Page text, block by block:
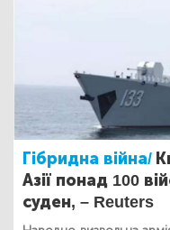
Гібридна війна/
Азії понад 100
суден, – Reuters